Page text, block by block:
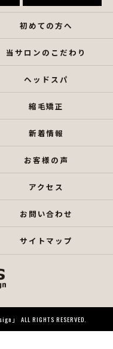
初めての方へ
当サロンのこだわり
ヘッドスパ
縮毛矯正
新着情報
お客様の声
アクセス
お問い合わせ
サイトマップ
ALL RIGHTS RESERVED.